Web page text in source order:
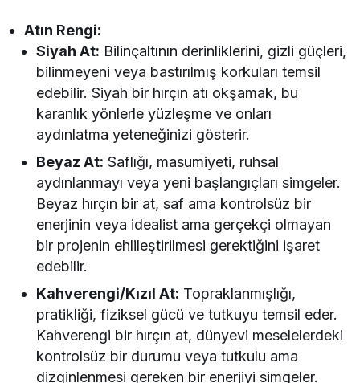
Atın Rengi:
Siyah At: Bilinçaltının derinliklerini, gizli güçleri,
bilinmeyeni veya bastırılmış korkuları temsil
edebilir. Siyah bir hırçın atı okşamak, bu
karanlık yönlerle yüzleşme ve onları
aydınlatma yeteneğinizi gösterir.
Beyaz At: Saflığı, masumiyeti, ruhsal
aydınlanmayı veya yeni başlangıçları simgeler.
Beyaz hırçın bir at, saf ama kontrolsüz bir
enerjinin veya idealist ama gerçekçi olmayan
bir projenin ehlileştirilmesi gerektiğini işaret
edebilir.
Kahverengi/Kızıl At: Topraklanmışlığı,
pratikliği, fiziksel gücü ve tutkuyu temsil eder.
Kahverengi bir hırçın at, dünyevi meselelerdeki
kontrolsüz bir durumu veya tutkulu ama
dizginlenmesi gereken bir enerjiyi simgeler.